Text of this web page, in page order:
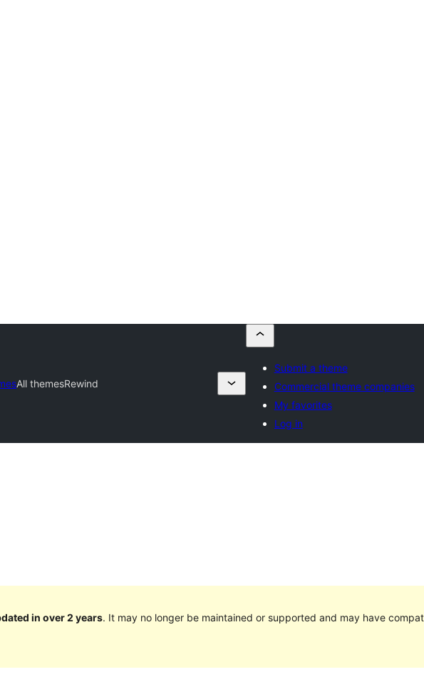
All themesRewind
Submit a theme
Commercial theme companies
My favorites
Log in
in over 2 years. It may no longer be maintained or supported and may have